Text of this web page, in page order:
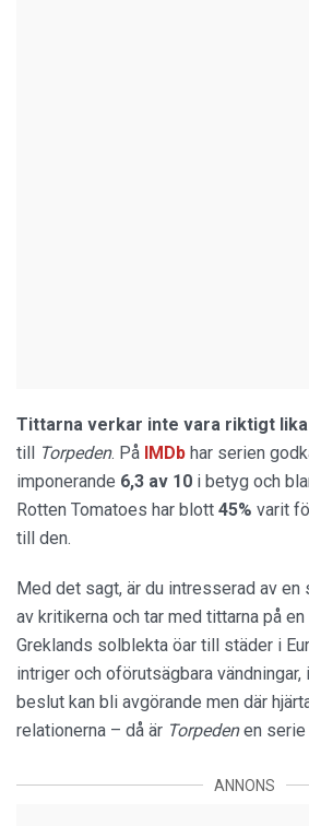
Tittarna verkar inte vara riktigt
till Torpeden. På IMDb har serien
imponerande 6,3 av 10 i betyg och
Rotten Tomatoes har blott 45% varit
till den.
Med det sagt, är du intresserad av
av kritikerna och tar med tittarna på
Greklands solblekta öar till städer i
intriger och oförutsägbara vändningar,
beslut kan bli avgörande men där
relationerna – då är Torpedenen
ANNONS